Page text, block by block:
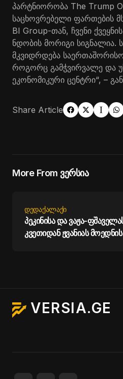
პარტნიორობა The Trump
საცხოვრებელი
BI Group-თან, ჩვენი
ნდობის მორიგი სიგნალია.
მკვიდრდება საერთაშორისო
როგორც გამჭვირვალე და
ეკონომიკური ცენტრი“, –
Share Article
More From ვერსია
ᲓᲔᲓᲐᲥᲐᲚᲐᲥᲘ
პეკინისა და ვაჟა-
კვეთიდან ჟვანიას
VERSIA.GE